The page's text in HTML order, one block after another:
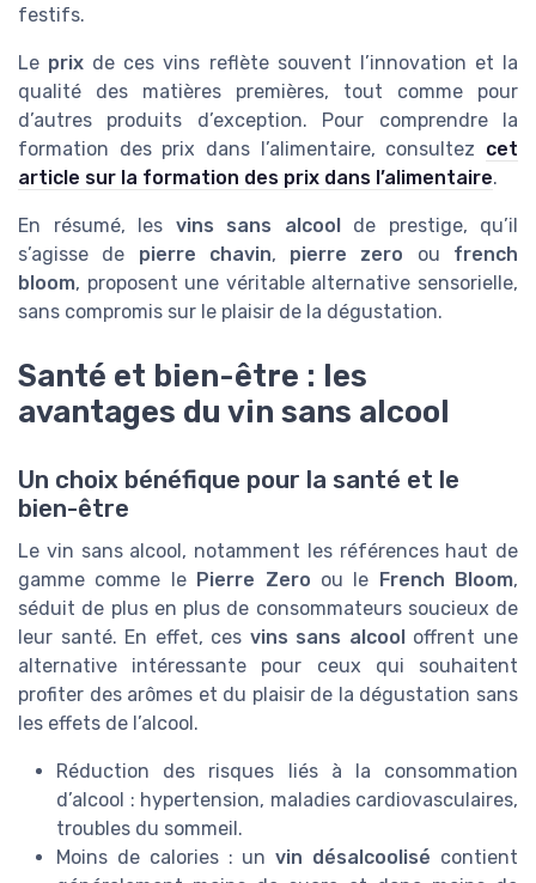
festifs.
Le prix de ces vins reflète souvent l’innovation et la
qualité des matières premières, tout comme pour
d’autres produits d’exception. Pour comprendre la
formation des prix dans l’alimentaire, consultez cet
article sur la formation des prix dans l’alimentaire.
En résumé, les vins sans alcool
de prestige, qu’il
s’agisse de pierre chavin, pierre zero ou french
bloom, proposent une véritable alternative sensorielle,
sans compromis sur le plaisir de la dégustation.
Santé et bien-être : les
avantages du vin sans alcool
Un choix bénéfique pour la santé et le
bien-être
Le vin sans alcool, notamment les références haut de
gamme comme le Pierre Zero ou le French Bloom,
séduit de plus en plus de consommateurs soucieux de
leur santé. En effet, ces vins sans alcooloffrent une
alternative intéressante pour ceux qui souhaitent
profiter des arômes et du plaisir de la dégustation sans
les effets de l’alcool.
Réduction des risques liés à la consommation
d’alcool : hypertension, maladies cardiovasculaires,
troubles du sommeil.
Moins de calories : unvin désalcoolisé contient